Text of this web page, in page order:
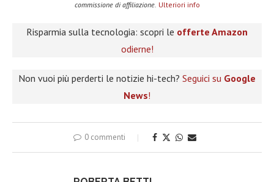
commissione di affiliazione. Ulteriori info
Risparmia sulla tecnologia: scopri le offerte Amazon
odierne!
Non vuoi più perderti le notizie hi-tech? Seguici su Google
News!
0 commenti